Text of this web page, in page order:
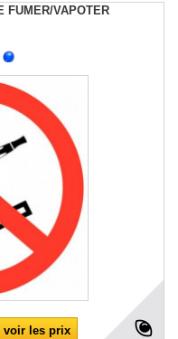
FUMER/VAPOTER
voir les prix